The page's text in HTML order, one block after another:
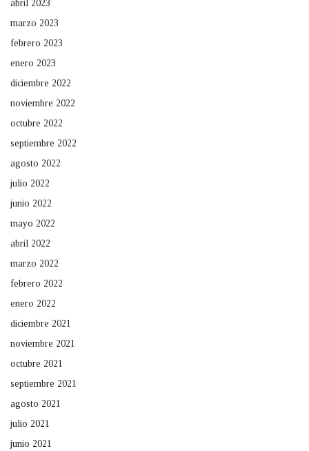
abril 2023
marzo 2023
febrero 2023
enero 2023
diciembre 2022
noviembre 2022
octubre 2022
septiembre 2022
agosto 2022
julio 2022
junio 2022
mayo 2022
abril 2022
marzo 2022
febrero 2022
enero 2022
diciembre 2021
noviembre 2021
octubre 2021
septiembre 2021
agosto 2021
julio 2021
junio 2021